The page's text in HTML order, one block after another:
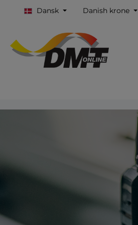
Dansk Danish krone